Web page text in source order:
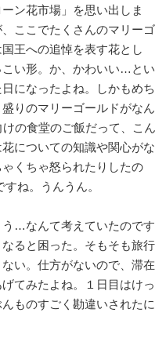
ン花市場」を思い出しま
ここでたくさんのマリーゴ
王への追悼を表す花とし
い形。か、かわいい…とい
になったよね。しかもめち
りのマリーゴールドがなん
の食堂のご飯だって、こん
についての知識や関心がな
くちゃ怒られたりしたの
ね。うんうん。
…なんて考えていたのです
ると困った。そもそも旅行
い。仕方がないので、滞在
てみたよね。１日目はけっ
ものすごく勘違いされたに